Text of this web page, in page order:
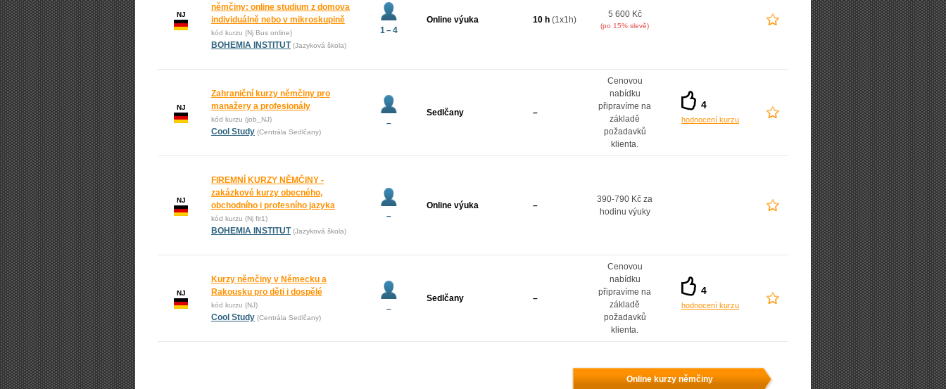
NJ
němčiny: online studium z domova
individuálně nebo v mikroskupině
kód kurzu (Nj Bus online)
BOHEMIA INSTITUT (Jazyková škola)
1 – 4
Online výuka 10 h (1x1h)
5 600 Kč
(po 15% slevě)
NJ
Zahraniční kurzy němčiny pro
manažery a profesionály
kód kurzu (job_NJ)
Cool Study (Centrála Sedlčany)
–
Sedlčany –
Cenovou
nabídku
připravíme na
základě
požadavků
klienta.
4
hodnocení kurzu
NJ
FIREMNÍ KURZY NĚMČINY -
zakázkové kurzy obecného,
obchodního i profesního jazyka
kód kurzu (Nj fir1)
BOHEMIA INSTITUT (Jazyková škola)
–
Online výuka –
390-790 Kč za
hodinu výuky
NJ
Kurzy němčiny v Německu a
Rakousku pro děti i dospělé
kód kurzu (NJ)
Cool Study (Centrála Sedlčany)
–
Sedlčany –
Cenovou
nabídku
připravíme na
základě
požadavků
klienta.
4
hodnocení kurzu
Online kurzy němčiny